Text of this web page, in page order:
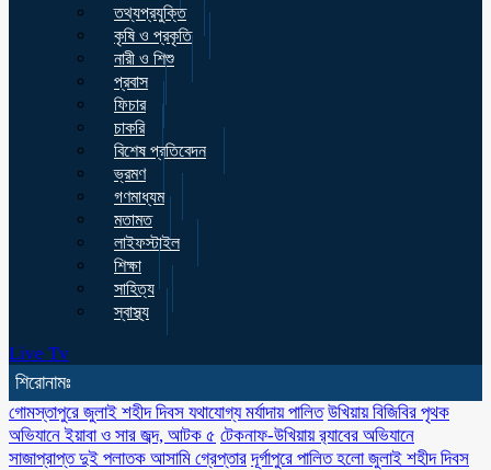
তথ্যপ্রযুক্তি
কৃষি ও প্রকৃতি
নারী ও শিশু
প্রবাস
ফিচার
চাকরি
বিশেষ প্রতিবেদন
ভ্রমণ
গণমাধ্যম
মতামত
লাইফস্টাইল
শিক্ষা
সাহিত্য
স্বাস্থ্য
Live Tv
শিরোনামঃ
গোমস্তাপুরে জুলাই শহীদ দিবস যথাযোগ্য মর্যাদায় পালিত উখিয়ায় বিজিবির পৃথক
অভিযানে ইয়াবা ও সার জব্দ, আটক ৫ টেকনাফ-উখিয়ায় র‌্যাবের অভিযানে
সাজাপ্রাপ্ত দুই পলাতক আসামি গ্রেপ্তার ‎দূর্গাপুরে পালিত হলো জুলাই শহীদ দিবস